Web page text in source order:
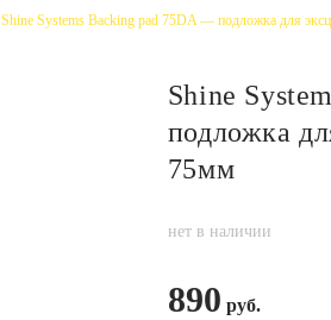
Shine Systems Backing pad 75DA — подложка для
Shine
подложка
75мм
нет в наличии
890